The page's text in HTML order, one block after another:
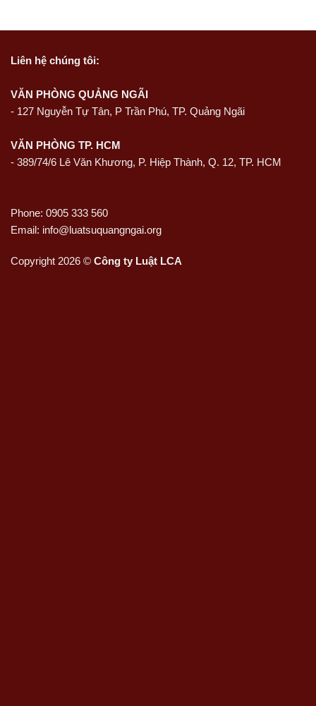
Liên hệ chúng tôi:
VĂN PHÒNG QUẢNG NGÃI
- 127 Nguyễn Tự Tân, P Trần Phú, TP. Quảng Ngãi
VĂN PHÒNG TP. HCM
- 389/74/6 Lê Văn Khương, P. Hiệp Thành, Q. 12, TP. HCM
Phone: 0905 333 560
Email: info@luatsuquangngai.org
Copyright 2026 © Công ty Luật LCA